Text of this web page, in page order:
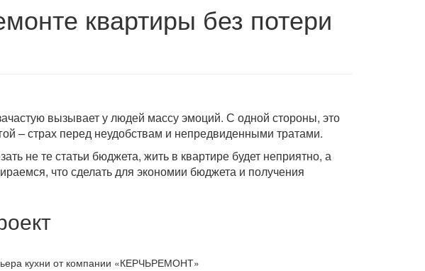
квартиры без потери
вызывает у людей массу эмоций. С одной стороны, это
– страх перед неудобствам и непредвиденными тратами.
не те статьи бюджета, жить в квартире будет неприятно, а
что сделать для экономии бюджета и получения
кухни от компании «КЕРЧЬРЕМОНТ»